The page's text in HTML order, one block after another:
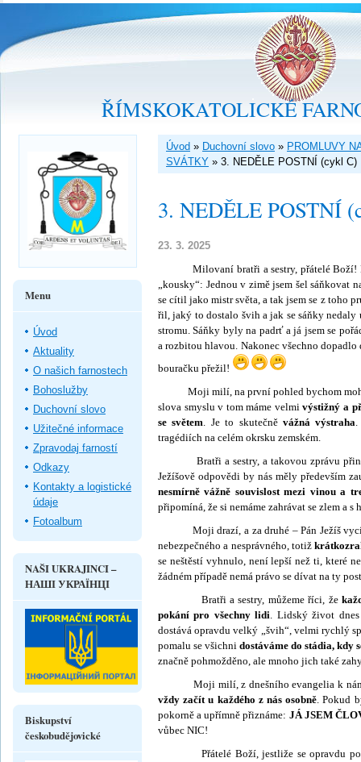
ŘÍMSKOKATOLICKÉ
Úvod » Duchovní slovo » PROMLUVY
SVÁTKY » 3. NEDĚLE POSTNÍ (cykl C)
3. NEDĚLE POSTNÍ
23. 3. 2025
Milovaní bratři a sestry, přátelé Boží!
„kousky“: Jednou v zimě jsem šel sáňkovat
se cítil jako mistr světa, a tak jsem se z toho
řil, jaký to dostalo švih a jak se sáňky nedaly
stromu. Sáňky byly na padrť a já jsem se
a rozbitou hlavou. Nako­nec všechno
bouračku přežil!
Moji milí, na první pohled bychom
slova smyslu v tom máme velmivýstižný a
se světem. Je to skutečněvážná výstraha.
tragédiích na celém okrsku zemském.
Bratři a sestry, a takovou zprávu
Ježíšově odpovědi by nás měly především
ne­smírně vážně souvislost mezi vinou a
připo­míná, že si nemáme zahrávat se zlem a s
Moji drazí, a za druhé – Pán Ježíš
nebezpečného a nesprávného, totiž
se neštěstí vyhnulo, není lepší než ti, které
žádném případě nemá právo se dívat na ty
Bratři a sestry, můžeme říci, že
pokání pro všechny lidi. Lidský život
dostává opravdu velký „švih“, velmi rychlý
pomalu se všichni dostáváme do stádia, kdy
značně pohmožděno, ale mnoho jich také
Moji milí, z dnešního evangelia k nám
vždy začít u každého z nás osobně. Pokud
pokorně a upřímně přiznáme: JÁ JSEM
vůbec NIC!
Přátelé Boží, jestliže se opravdu
Menu
Úvod
Aktuality
O našich farnostech
Bohoslužby
Duchovní slovo
Užitečné informace
Zpravodaj farností
Odkazy
Kontakty a logistické
údaje
Fotoalbum
NAŠI UKRAJINCI –
НАШІ УКРАЇНЦІ
Biskupství
českobudějovické